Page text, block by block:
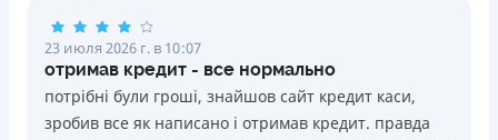
23 июля 2026 г. в 10:07
отримав кредит - все нормально
потрібні були гроші, знайшов сайт кредит каси,
зробив все як написано і отримав кредит. правда